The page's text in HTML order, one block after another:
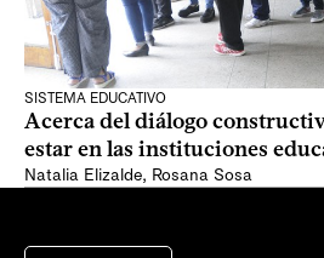
SISTEMA EDUCATIVO
Acerca del diálogo
estar en las instituciones
Natalia Elizalde, Rosana Sosa